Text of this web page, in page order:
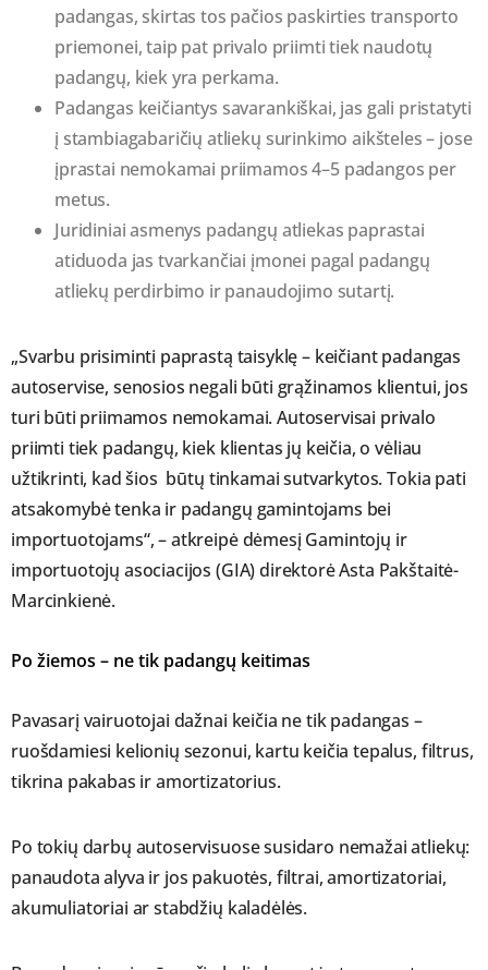
padangas, skirtas tos pačios paskirties transporto
priemonei, taip pat privalo priimti tiek naudotų
padangų, kiek yra perkama.
Padangas keičiantys savarankiškai, jas gali pristatyti
į stambiagabaričių atliekų surinkimo aikšteles – jose
įprastai nemokamai priimamos 4–5 padangos per
metus.
Juridiniai asmenys padangų atliekas paprastai
atiduoda jas tvarkančiai įmonei pagal padangų
atliekų perdirbimo ir panaudojimo sutartį.
„Svarbu prisiminti paprastą taisyklę – keičiant padangas
autoservise, senosios negali būti grąžinamos klientui, jos
turi būti priimamos nemokamai. Autoservisai privalo
priimti tiek padangų, kiek klientas jų keičia, o vėliau
užtikrinti, kad šios būtų tinkamai sutvarkytos. Tokia pati
atsakomybė tenka ir padangų gamintojams bei
importuotojams“, – atkreipė dėmesį Gamintojų ir
importuotojų asociacijos (GIA) direktorė Asta Pakštaitė-
Marcinkienė.
Po žiemos – ne tik padangų keitimas
Pavasarį vairuotojai dažnai keičia ne tik padangas –
ruošdamiesi kelionių sezonui, kartu keičia tepalus, filtrus,
tikrina pakabas ir amortizatorius.
Po tokių darbų autoservisuose susidaro nemažai atliekų:
panaudota alyva ir jos pakuotės, filtrai, amortizatoriai,
akumuliatoriai ar stabdžių kaladėlės.